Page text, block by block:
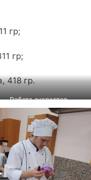
гр;
гр;
418 гр.
Работа экспертов